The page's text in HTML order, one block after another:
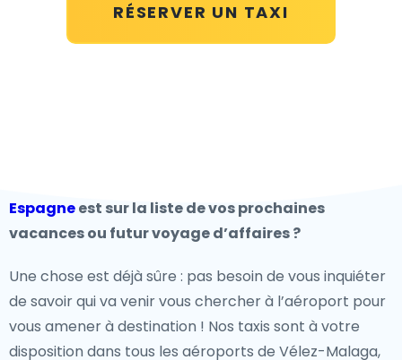
RÉSERVER UN TAXI
Espagneest sur la liste de vos prochaines
vacances ou futur voyage d’affaires ?
Une chose est déjà sûre : pas besoin de vous inquiéter
de savoir qui va venir vous chercher à l’aéroport pour
vous amener à destination ! Nos taxis sont à votre
disposition dans tous les aéroports de Vélez-Malaga,